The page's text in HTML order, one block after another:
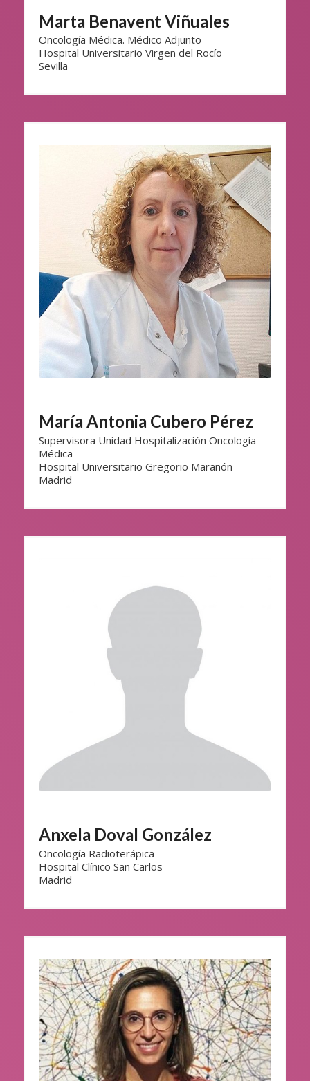
Marta Benavent Viñuales
Oncología Médica. Médico Adjunto
Hospital Universitario Virgen del Rocío
Sevilla
María Antonia Cubero Pérez
Supervisora Unidad Hospitalización Oncología
Médica
Hospital Universitario Gregorio Marañón
Madrid
Anxela Doval González
Oncología Radioterápica
Hospital Clínico San Carlos
Madrid